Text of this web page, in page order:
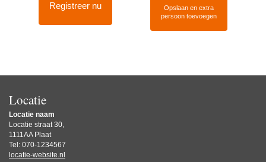
Registreer nu
Opslaan en extra
persoon toevoegen
Locatie
Locatie naam
Locatie straat 30,
1111AA Plaat
Tel: 070-1234567
locatie-website.nl